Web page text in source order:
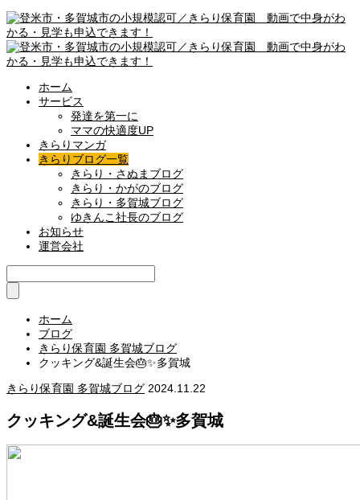
ホーム
サービス
発達を第一に
ママの快適度UP
きらりマンガ
きらりブログ一覧
きらり・さぬまブログ
きらり・かがのブログ
きらり・多賀城ブログ
ゆきんこ社長のブログ
お知らせ
運営会社
ホーム
ブログ
きらり保育園 多賀城ブログ
クッキング&誕生会🎂✨多賀城
きらり保育園 多賀城ブログ 2024.11.22
クッキング&誕生会🎂✨多賀城